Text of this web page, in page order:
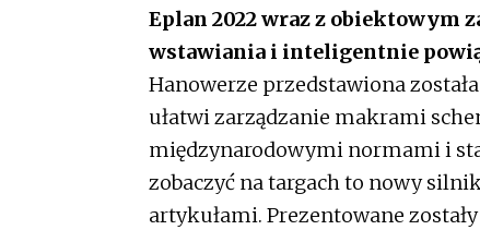
Eplan 2022 wraz z obiektowym
wstawiania i inteligentnie
Hanowerze przedstawiona
ułatwi zarządzanie makrami
międzynarodowymi normami i
zobaczyć na targach to nowy
artykułami. Prezentowane